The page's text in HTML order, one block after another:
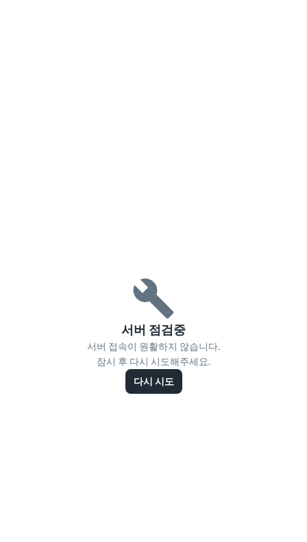
서버 점검중
서버 접속이 원활하지 않습니다.
잠시 후 다시 시도해주세요.
다시 시도